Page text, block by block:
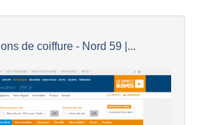
de coiffure - Nord 59 |...